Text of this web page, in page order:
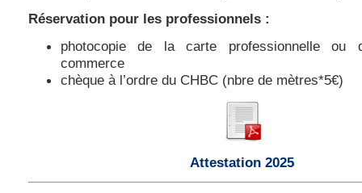
Réservation pour les professionnels :
photocopie de la carte professionnelle ou
commerce
chèque à l’ordre du CHBC (nbre de mètres*5€)
Attestation 2025